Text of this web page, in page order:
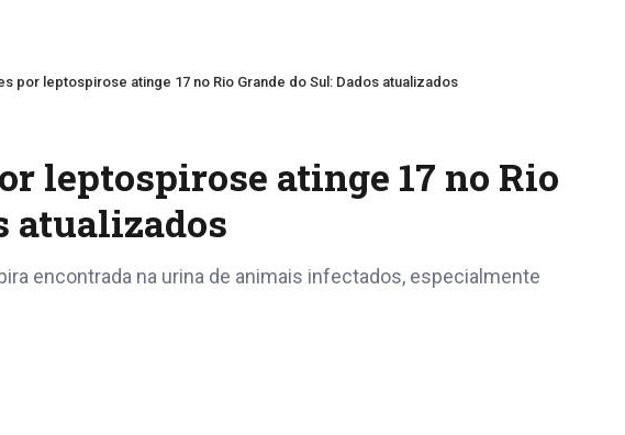
por leptospirose atinge 17 no Rio Grande do Sul: Dados atualizados
leptospirose atinge 17 no Rio
atualizados
encontrada na urina de animais infectados, especialmente